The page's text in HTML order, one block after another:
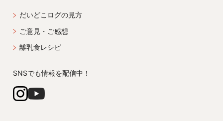
だいどこログの見方
ご意見・ご感想
離乳食レシピ
SNSでも情報を配信中！